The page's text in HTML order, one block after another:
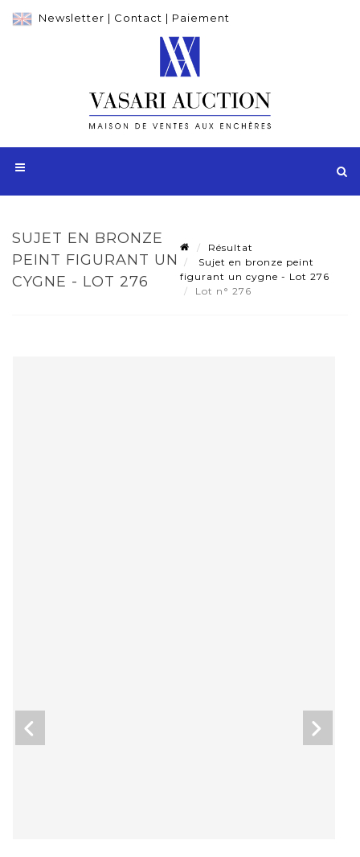
Newsletter | Contact | Paiement
SUJET EN BRONZE
PEINT FIGURANT UN
CYGNE - LOT 276
Résultat
Sujet en bronze peint
figurant un cygne - Lot 276
Lot n° 276